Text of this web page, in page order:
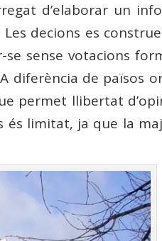
d’elaborar un
decions es
se sense votacions
diferència de països
permet llibertat
és limitat, ja que la